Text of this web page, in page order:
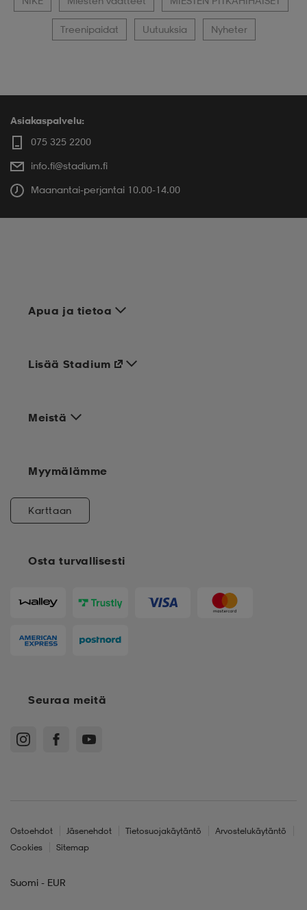
Treenipaidat Uutuuksia Nyheter
Asiakaspalvelu:
075 325 2200
info.fi@stadium.fi
Maanantai-perjantai 10.00-14.00
Apua ja tietoa
Meistä
Osta turvallisesti
Lisää Stadium
Myymälämme
Karttaan
Seuraa meitä
Ostoehdot Jäsenehdot Tietosuojakäytäntö
Arvostelukäytäntö
Cookies
Sitemap
Suomi - EUR